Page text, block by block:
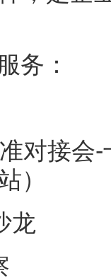
务：
对接
）
龙